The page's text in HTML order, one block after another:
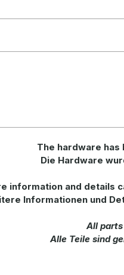
The hardware
Die Hardware
information and details
Informationen und
All
Alle Teile sind